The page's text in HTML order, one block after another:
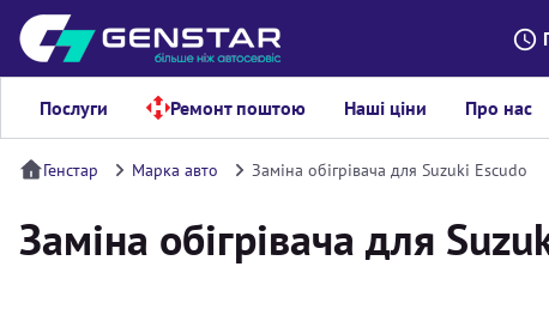
Послуги Ремонт поштою Наші ціни Про нас
Генстар Марка авто Заміна обігрівача для Suzuki Escudo
Заміна обігрівача для